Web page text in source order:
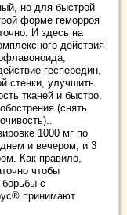
но для быстрой
форме геморроя
И здесь на
действия
геспередин,
стенки, улучшить
тканей и быстро,
(снять
1000 мг по
и вечером, и 3
Как правило,
чтобы
с
принимают